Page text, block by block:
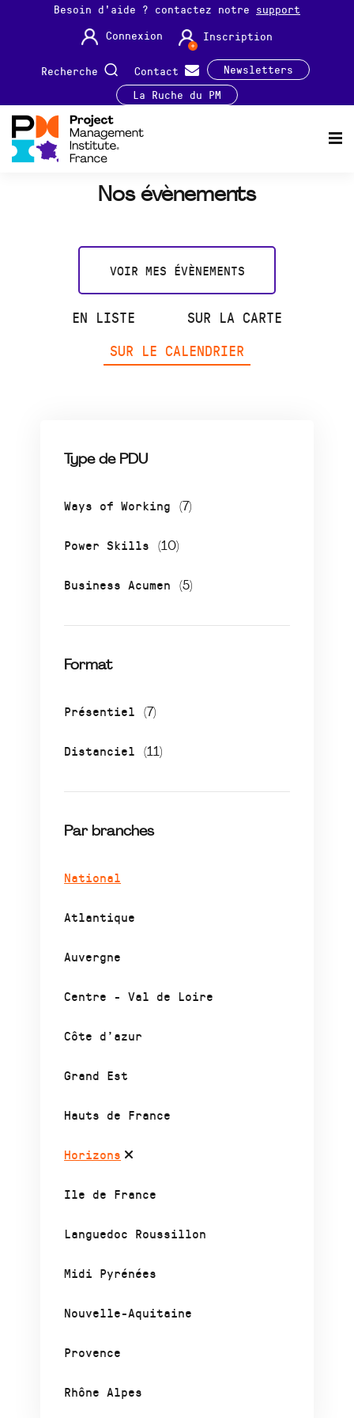
Besoin d'aide ? contactez notre support
Connexion
Inscription
Recherche Contact
Newsletters
La Ruche du PM
Nos évènements
VOIR MES ÉVÈNEMENTS
EN LISTE
SUR LA CARTE
SUR LE CALENDRIER
Type de PDU
Ways of Working (7)
Power Skills (10)
Business Acumen (5)
Format
Présentiel (7)
Distanciel (11)
Par branches
National
Atlantique
Auvergne
Centre - Val de Loire
Côte d’azur
Grand Est
Hauts de France
Horizons
Ile de France
Languedoc Roussillon
Midi Pyrénées
Nouvelle-Aquitaine
Provence
Rhône Alpes